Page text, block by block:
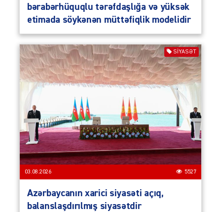
bərabərhüquqlu tərəfdaşlığa və yüksək
etimada söykənən müttəfiqlik modelidir
SIYASƏT
03.08.2026 5527
Azərbaycanın xarici siyasəti açıq,
balanslaşdırılmış siyasətdir